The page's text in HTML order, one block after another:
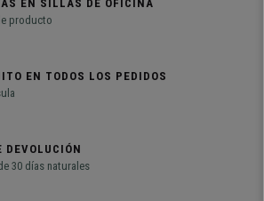
EN SILLAS DE OFICINA
producto
EN TODOS LOS PEDIDOS
DEVOLUCIÓN
30 días naturales